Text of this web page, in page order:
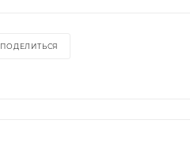
ПОДЕЛИТЬСЯ